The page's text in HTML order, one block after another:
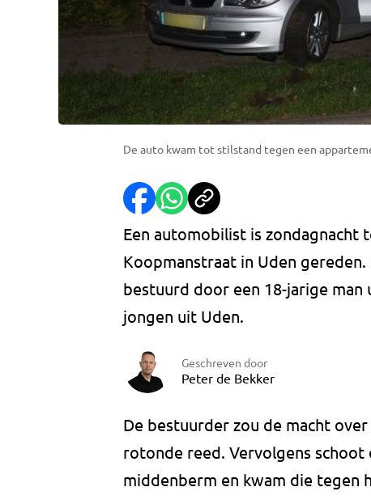
De auto kwam tot stilstand tegen een
Een automobilist is zondagnacht
Koopmanstraat in Uden
bestuurd door een 18-jarige man
jongen uit Uden.
Geschreven door
Peter de Bekker
De bestuurder zou de macht
rotonde reed. Vervolgens
middenberm en kwam die